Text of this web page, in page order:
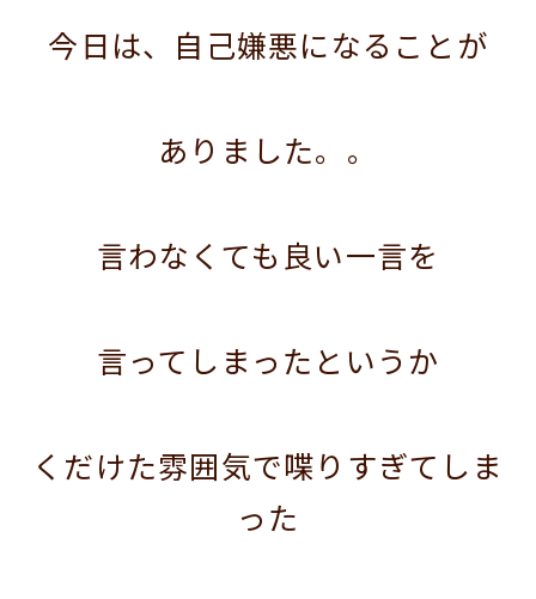
今日は、自己嫌悪になることが
ありました。。
言わなくても良い一言を
言ってしまったというか
くだけた雰囲気で喋りすぎてしま
った